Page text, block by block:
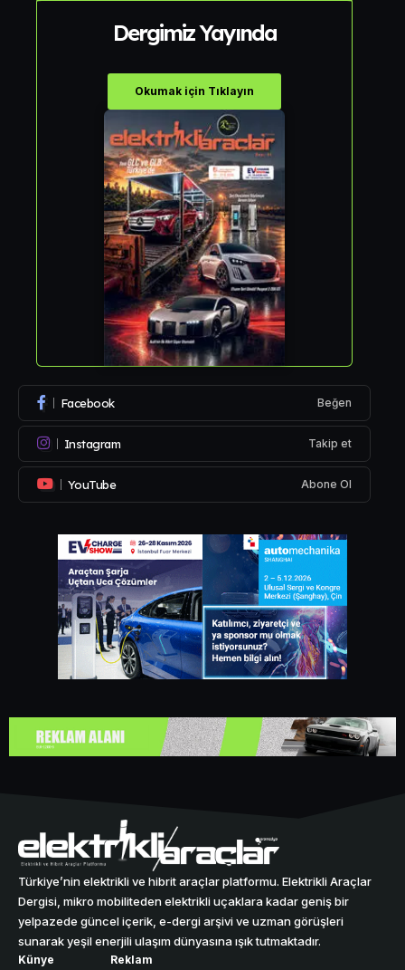
Dergimiz Yayında
Okumak için Tıklayın
Facebook Beğen
Instagram Takip et
YouTube Abone Ol
Türkiye’nin elektrikli ve hibrit araçlar platformu. Elektrikli Araçlar
Dergisi, mikro mobiliteden elektrikli uçaklara kadar geniş bir
yelpazede güncel içerik, e-dergi arşivi ve uzman görüşleri
sunarak yeşil enerjili ulaşım dünyasına ışık tutmaktadır.
Künye Reklam